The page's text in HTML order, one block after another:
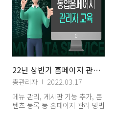
22년 상반기 홈페이지 관리자 교육
총관리자
2022.03.17
메뉴 관리, 게시판 기능 추가, 콘
텐츠 등록 등 홈페이지 관리 방법